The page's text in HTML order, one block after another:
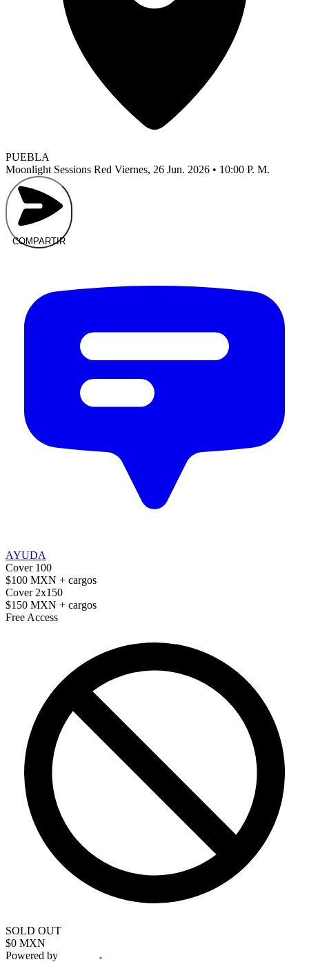
PUEBLA
Moonlight Sessions Red Viernes, 26 Jun. 2026 • 10:00 P. M.
COMPARTIR
AYUDA
Cover 100
$100 MXN + cargos
Cover 2x150
$150 MXN + cargos
Free Access
SOLD OUT
$0 MXN
Powered by